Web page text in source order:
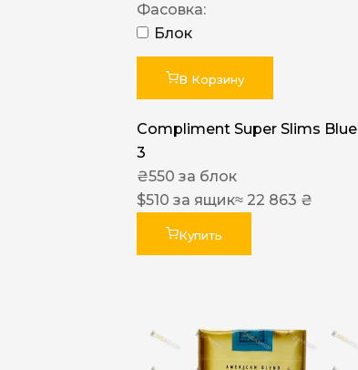
Фасовка:
Блок
В Корзину
Compliment Super Slims Blue
3
₴550 за блок
$510 за ящик≈ 22 863 ₴
Купить